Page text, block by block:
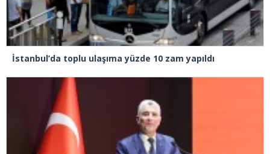
İstanbul’da toplu ulaşıma yüzde 10 zam yapıldı